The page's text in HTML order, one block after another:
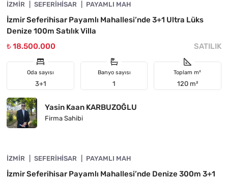
ÖNE ÇIKAN
İZMIR SEFERIHISAR PAYAMLI MAH
İzmir Seferihisar Payamlı Mahallesi’nde 3+1 Ultra Lüks
Denize 100m Satılık Villa
₺ 18.500.000
SATILIK
Oda sayısı
3+1
Banyo sayısı
1
Toplam m²
120 m²
Yasin Kaan KARBUZOĞLU
Firma Sahibi
ÖNE ÇIKAN
İZMIR SEFERIHISAR PAYAMLI MAH
İzmir Seferihisar Payamlı Mahallesi’nde Denize 300m 3+1